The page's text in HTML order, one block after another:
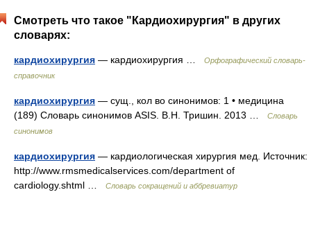
Смотреть что такое "Кардиохирургия" в других
словарях:
кардиохирургия — кардиохирургия …
Орфографический словарь-
справочник
кардиохирургия — сущ., кол во синонимов: 1 • медицина
(189) Словарь синонимов ASIS. В.Н. Тришин. 2013 …
Словарь
синонимов
кардиохирургия — кардиологическая хирургия мед. Источник:
http://www.rmsmedicalservices.com/department of
cardiology.shtml …
Словарь сокращений и аббревиатур